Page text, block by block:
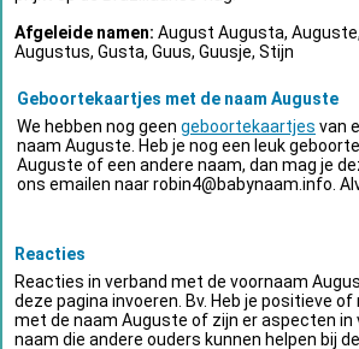
Afgeleide namen: August Augusta,
Augustus, Gusta, Guus, Guusje, Stijn
Geboortekaartjes met de naam Auguste
We hebben nog geen geboortekaartjes van
naam Auguste. Heb je nog een leuk
Auguste of een andere naam, dan mag je
ons emailen naarrobin4@babynaam.info .
Reacties
Reacties in verband met de voornaam
deze pagina invoeren. Bv. Heb je positieve
met de naam Auguste of zijn er aspecten in
naam die andere ouders kunnen helpen bij